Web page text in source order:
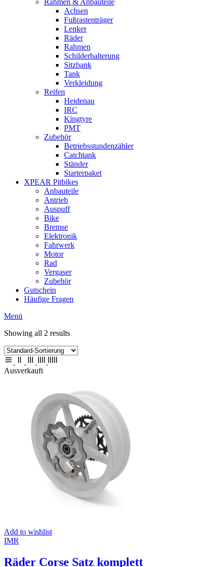
Rahmen & Anbauteile
Achsen
Fußrastenträger
Lenker
Räder
Rahmen
Schilderhalterung
Sitzbank
Tank
Verkleidung
Reifen
Heidenau
IRC
Kingtyre
PMT
Zubehör
Betriebsstundenzähler
Catchtank
Ständer
Starterpaket
XPEAR Pitbikes
Anbauteile
Antrieb
Auspuff
Bike
Bremse
Elektronik
Fahrwerk
Motor
Rad
Vergaser
Zubehör
Gutschein
Häufige Fragen
Menü
Showing all 2 results
Ausverkauft
Add to wishlist
IMR
Räder Corse Satz komplett